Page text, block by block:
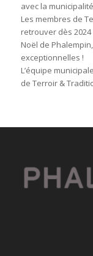
avec la
Les membres de
retrouver dès
Noël de
exceptionnelles !
L’équipe
de Terroir &